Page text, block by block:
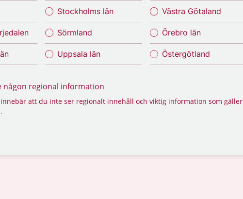
Stockholms län
Sörmland
Uppsala län
Västra Götaland
Örebro län
Östergötland
någon regional information
att du inte ser regionalt innehåll och viktig information som gäller